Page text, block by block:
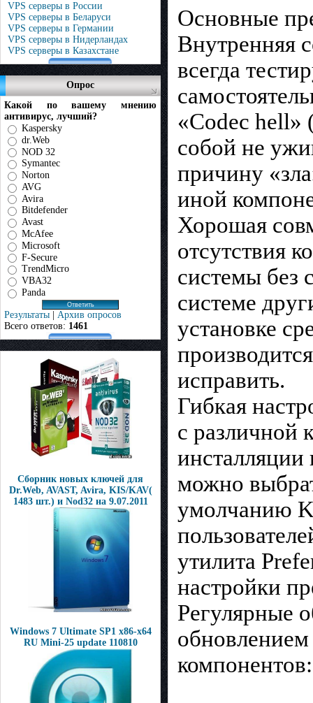
VPS серверы в России
VPS серверы в Беларуси
VPS серверы в Германии
VPS серверы в Нидерландах
VPS серверы в Казахстане
Опрос
Какой по вашему мнению
антивирус, лучший?
Kaspersky
dr.Web
NOD 32
Symantec
Norton
AVG
Avira
Bitdefender
Avast
McAfee
Microsoft
F-Secure
TrendMicro
VBA32
Panda
Результаты | Архив опросов
Всего ответов: 1461
Сборник новых ключей для
Dr.Web, AVAST, Avira, KIS/KAV(
1483 шт.) и Nod32 на 9.07.2011
Windows 7 Ultimate SP1 x86-х64
RU Mini-25 update 110810
Основные
Внутренняя
всегда
«Codec hell»
собой не
причину
иной
Хорошая
отсутствия
системы без
системе
установке
исправить.
Гибкая
с различной
можно
умолчанию
утилита
настройки
Регулярные